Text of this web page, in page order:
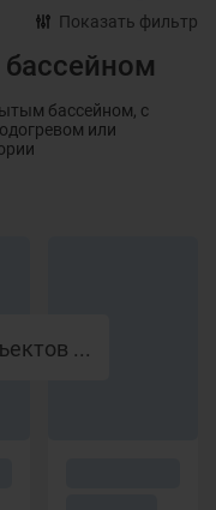
Показать фильтр
бассейном, с
или
...